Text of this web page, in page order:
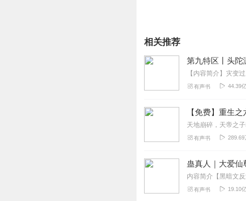
相关推荐
第九特区丨头陀
有声书 44.39
【免费】重生
天地崩碎，天帝之
有声书 289.69
蛊真人｜大爱仙
有声书 19.10